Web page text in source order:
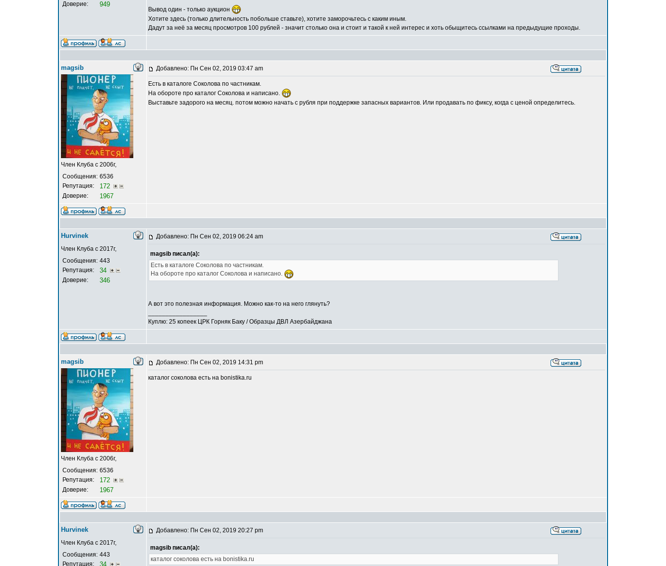
Доверие: 949
Вывод один - только аукцион
Хотите здесь (только длительность побольше ставьте), хотите заморочьтесь с каким иным.
Дадут за неё за месяц просмотров 100 рублей - значит столько она и стоит и такой к ней интерес и хоть обыщитесь ссылками на предыдущие проходы.
magsib
Член Клуба с 2006г,
Сообщения: 6536
Репутация:
172
Доверие: 1967
Добавлено: Пн Сен 02, 2019 03:47 am
Есть в каталоге Соколова по частникам.
На обороте про каталог Соколова и написано.
Выставьте задорого на месяц. потом можно начать с рубля при поддержке запасных вариантов. Или продавать по фиксу, когда с ценой определитесь.
Hurvinek
Член Клуба с 2017г,
Сообщения: 443
Репутация:
34
Доверие: 346
Добавлено: Пн Сен 02, 2019 06:24 am
magsib писал(а):
Есть в каталоге Соколова по частникам.
На обороте про каталог Соколова и написано.
А вот это полезная информация. Можно как-то на него глянуть?
Куплю: 25 копеек ЦРК Горняк Баку / Образцы ДВЛ Азербайджана
magsib
Член Клуба с 2006г,
Сообщения: 6536
Репутация:
172
Доверие: 1967
Добавлено: Пн Сен 02, 2019 14:31 pm
каталог соколова есть на bonistika.ru
Hurvinek
Член Клуба с 2017г,
Сообщения: 443
Репутация:
34
Добавлено: Пн Сен 02, 2019 20:27 pm
magsib писал(а):
каталог соколова есть на bonistika.ru